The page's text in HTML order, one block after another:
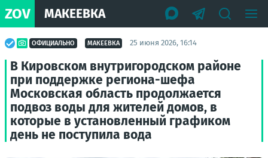
ZOV МАКЕЕВКА
ОФИЦИАЛЬНО МАКЕЕВКА 25 июня 2026, 16:14
В Кировском внутригородском районе
при поддержке региона-шефа
Московская область продолжается
подвоз воды для жителей домов, в
которые в установленный графиком
день не поступила вода